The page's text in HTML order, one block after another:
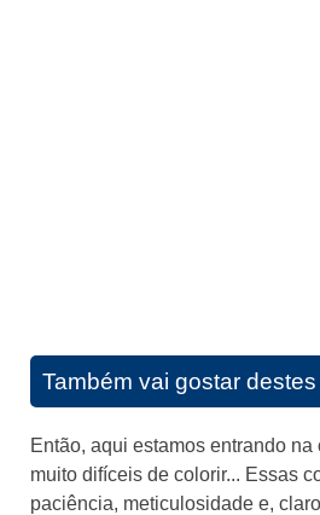
Também vai gostar destes
Então, aqui estamos entrando
muito difíceis de colorir... Essas
paciência, meticulosidade e,